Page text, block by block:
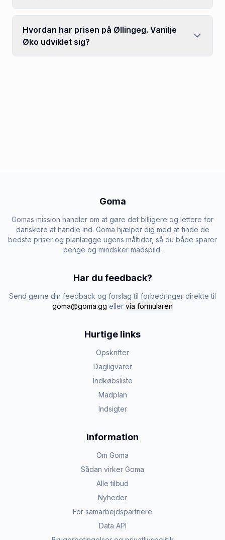
Hvordan har prisen på Øllingeg. Vanilje
Øko udviklet sig?
Goma
Gomas mission handler om at gøre det billigere og lettere for
danskere at handle ind. Goma hjælper dig med at finde de
bedste priser og planlægge ugens måltider, så du både sparer
penge og mindsker madspild.
Har du feedback?
Send gerne din feedback og forslag til forbedringer direkte til
goma@goma.gg eller via formularen
Hurtige links
Opskrifter
Dagligvarer
Indkøbsliste
Madplan
Indsigter
Information
Om Goma
Sådan virker Goma
Alle tilbud
Nyheder
For samarbejdspartnere
Data API